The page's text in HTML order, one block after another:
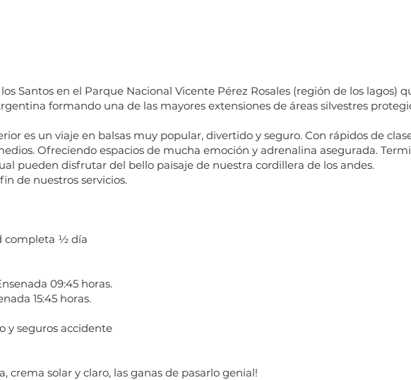
Santos en el Parque Nacional Vicente Pérez Rosales (región de los lagos)
formando una de las mayores extensiones de áreas silvestres
es un viaje en balsas muy popular, divertido y seguro. Con rápidos de
Ofreciendo espacios de mucha emoción y adrenalina asegurada.
pueden disfrutar del bello paisaje de nuestra cordillera de los andes.
de nuestros servicios.
completa ½ día
09:45 horas.
15:45 horas.
y seguros accidente
crema solar y claro, las ganas de pasarlo genial!